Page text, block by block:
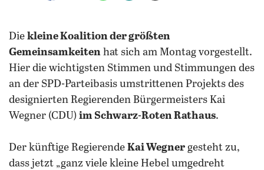
Die kleine Koalition der größten
Gemeinsamkeiten hat sich am Montag vorgestellt.
Hier die wichtigsten Stimmen und Stimmungen des
an der SPD-Parteibasis umstrittenen Projekts des
designierten Regierenden Bürgermeisters Kai
Wegner (CDU) im Schwarz-Roten Rathaus.
Der künftige Regierende Kai Wegner gesteht zu,
dass jetzt „ganz viele kleine Hebel umgedreht